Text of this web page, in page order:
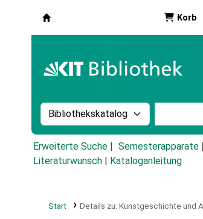
Korb
Suche im Katalog nach:
Erweiterte Suche Semesterapparate
Literaturwunsch
Kataloganleitung
Start Details zu: Kunstgeschichte und